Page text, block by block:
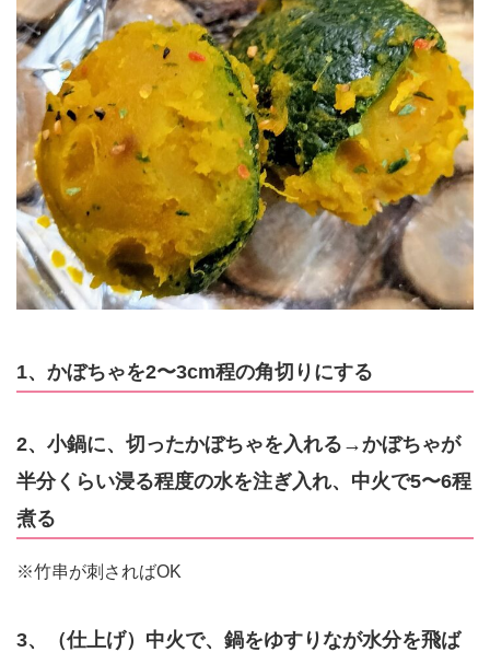
1、かぼちゃを2〜3cm程の角切りにする
2、小鍋に、切ったかぼちゃを入れる→かぼちゃが
半分くらい浸る程度の水を注ぎ入れ、中火で5〜6程
煮る
※竹串が刺さればOK
3、（仕上げ）中火で、鍋をゆすりなが水分を飛ば